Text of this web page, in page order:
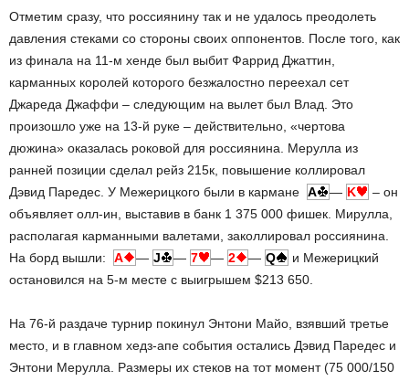
Отметим сразу, что россиянину так и не удалось преодолеть
давления стеками со стороны своих оппонентов. После того, как
из финала на 11-м хенде был выбит Фаррид Джаттин,
карманных королей которого безжалостно переехал сет
Джареда Джаффи – следующим на вылет был Влад. Это
произошло уже на 13-й руке – действительно, «чертова
дюжина» оказалась роковой для россиянина. Мерулла из
ранней позиции сделал рейз 215к, повышение коллировал
Дэвид Паредес. У Межерицкого были в кармане A — K
– он
объявляет олл-ин, выставив в банк 1 375 000 фишек. Мирулла,
располагая карманными валетами, заколлировал россиянина.
На борд вышли: A — J — 7 — 2 — Q
и Межерицкий
остановился на 5-м месте с выигрышем $213 650.
На 76-й раздаче турнир покинул Энтони Майо, взявший третье
место, и в главном хедз-апе события остались Дэвид Паредес и
Энтони Мерулла. Размеры их стеков на тот момент (75 000/150